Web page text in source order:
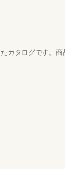
カタログです。商